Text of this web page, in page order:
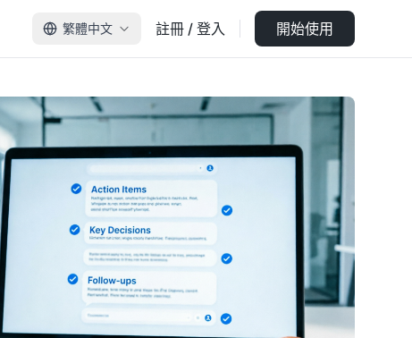
繁體中文 註冊 / 登入 開始使用